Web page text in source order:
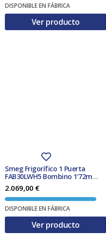
DISPONIBLE EN FÁBRICA
Ver producto
Smeg Frigorífico 1 Puerta
FAB30LWH5 Bombino 1’72m
Blanco 294L Clase D
2.069,00 €
DISPONIBLE EN FÁBRICA
Ver producto